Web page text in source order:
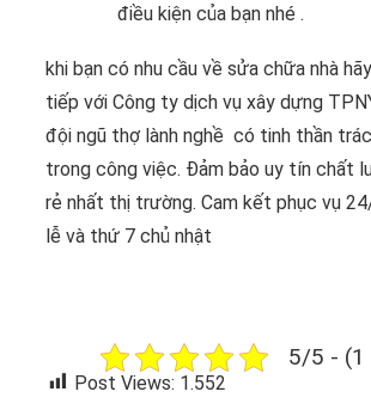
điều kiện của bạn nhé .
khi bạn có nhu cầu về sửa chữa nhà
tiếp với Công ty dịch vụ xây dựng
đội ngũ thợ lành nghề có tinh thần
trong công việc. Đảm bảo uy tín chất
rẻ nhất thị trường. Cam kết phục vụ
lễ và thứ 7 chủ nhật
5/5 - (1
Post Views: 1.552